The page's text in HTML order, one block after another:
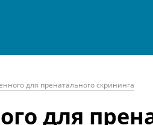
для пренатального скрининга
для